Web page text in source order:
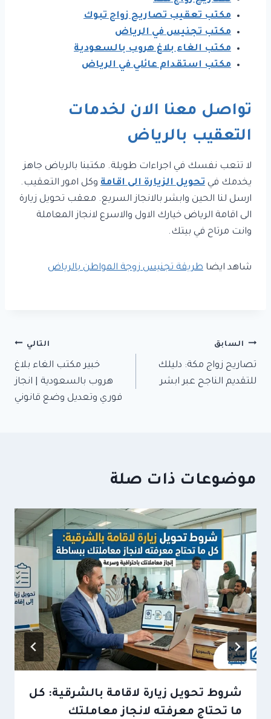
مكتب تعقيب تصاريح زواج تبوك
مكتب تجنيس في الرياض
مكتب الغاء بلاغ هروب بالسعودية
مكتب استقدام عائلي في الرياض
تواصل معنا الان لخدمات
التعقيب بالرياض
لا تتعب نفسك في اجراءات طويلة. مكتبنا بالرياض جاهز
يخدمك في تحويل الزيارة الى اقامة وكل امور التعقيب.
ارسل لنا الحين وابشر بالانجاز السريع. معقب تحويل زيارة
الى اقامة الرياض خيارك الاول والاسرع لانجاز المعاملة
وانت مرتاح في بيتك.
شاهد ايضا طريقة تجنيس زوجة المواطن بالرياض
تصفّح
المقالات
السابق
تصاريح زواج مكة: دليلك
للتقديم الناجح عبر ابشر
التالي
خبير مكتب الغاء بلاغ
هروب بالسعودية | انجاز
فوري وتعديل وضع قانوني
موضوعات ذات صلة
شروط تحويل زيارة لاقامة بالشرقية: كل
ما تحتاج معرفته لانجاز معاملتك